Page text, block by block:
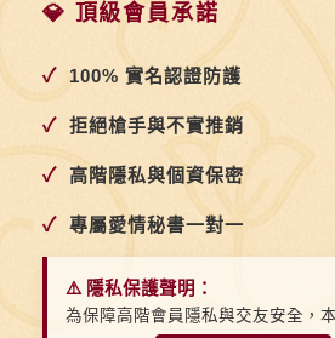
💎 頂級會員承諾
✓ 100% 實名認證防護
✓ 拒絕槍手與不實推銷
✓ 高階隱私與個資保密
✓ 專屬愛情秘書一對一
⚠️ 隱私保護聲明：
為保障高階會員隱私與交友安全，